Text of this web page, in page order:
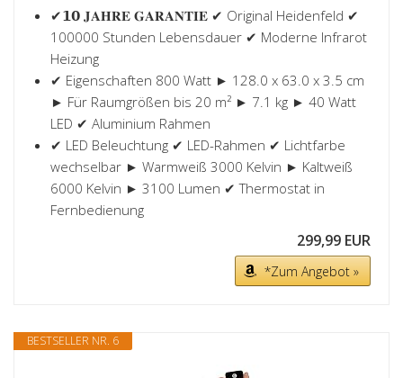
✔𝟭𝟬 𝐉𝐀𝐇𝐑𝐄 𝐆𝐀𝐑𝐀𝐍𝐓𝐈𝐄 ✔ Original Heidenfeld ✔
100000 Stunden Lebensdauer ✔ Moderne Infrarot
Heizung
✔ Eigenschaften 800 Watt ► 128.0 x 63.0 x 3.5 cm
► Für Raumgrößen bis 20 m² ► 7.1 kg ► 40 Watt
LED ✔ Aluminium Rahmen
✔ LED Beleuchtung ✔ LED-Rahmen ✔ Lichtfarbe
wechselbar ► Warmweiß 3000 Kelvin ► Kaltweiß
6000 Kelvin ► 3100 Lumen ✔ Thermostat in
Fernbedienung
299,99 EUR
*Zum Angebot »
BESTSELLER NR. 6